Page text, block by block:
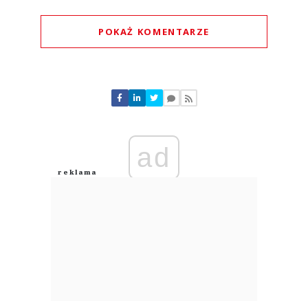
POKAŻ KOMENTARZE
Grzesiek
05.08.2026 / 16:09
ad